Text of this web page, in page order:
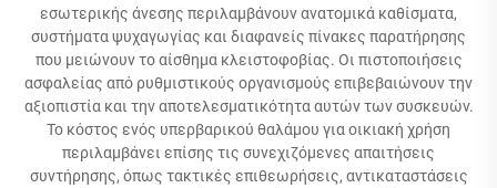
εσωτερικής άνεσης περιλαμβάνουν ανατομικά καθίσματα,
συστήματα ψυχαγωγίας και διαφανείς πίνακες παρατήρησης
που μειώνουν το αίσθημα κλειστοφοβίας. Οι πιστοποιήσεις
ασφαλείας από ρυθμιστικούς οργανισμούς επιβεβαιώνουν την
αξιοπιστία και την αποτελεσματικότητα αυτών των συσκευών.
Το κόστος ενός υπερβαρικού θαλάμου για οικιακή χρήση
περιλαμβάνει επίσης τις συνεχιζόμενες απαιτήσεις
συντήρησης, όπως τακτικές επιθεωρήσεις, αντικαταστάσεις